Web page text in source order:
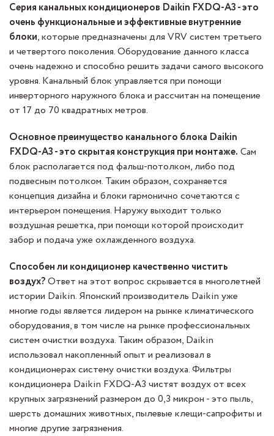
Серия канальных кондиционеров Daikin FXDQ-A3 - это
очень функциональные и эффективные внутренние
блоки, которые предназначены для VRV систем третьего
и четвертого поколения. Оборудование данного класса
очень надежно и способно решить задачи самого высокого
уровня. Канальный блок управляется при помощи
инверторного наружного блока и рассчитан на помещение
от 17 до 70 квадратных метров.
Основное преимущество канального блока Daikin
FXDQ-A3 - это скрытая конструкция при монтаже. Сам
блок располагается под фальш-потолком, либо под
подвесным потолком. Таким образом, сохраняется
концепция дизайна и блоки гармонично сочетаются с
интерьером помещения. Наружу выходит только
воздушная решетка, при помощи которой происходит
забор и подача уже охлажденного воздуха.
Способен ли кондиционер качественно чистить
воздух?Ответ на этот вопрос скрывается в многолетней
истории Daikin. Японский производитель Daikin уже
многие годы является лидером на рынке климатического
оборудования, в том числе на рынке профессиональных
систем очистки воздуха. Таким образом, Daikin
использовал накопленный опыт и реализовал в
кондиционерах систему очистки воздуха. Фильтры
кондиционера Daikin FXDQ-A3 чистят воздух от всех
крупных загрязнений размером до 0,3 микрон - это пыль,
шерсть домашних животных, пылевые клещи-сапрофиты и
многие другие загрязнения.